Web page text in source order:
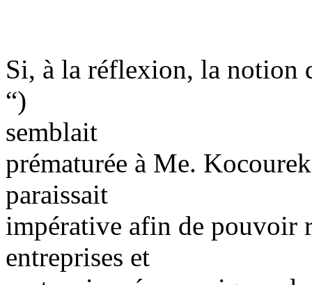
Si, à la réflexion, la notion
“)
semblait
prématurée à Me.
paraissait
impérative afin de pouvoir
entreprises et